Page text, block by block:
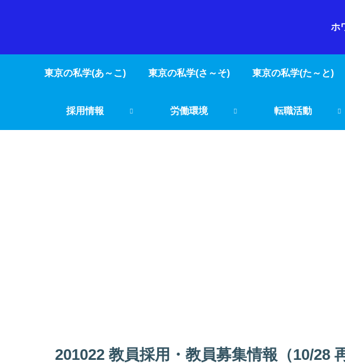
ホ
東京の私学(あ～こ) 東京の私学(さ～そ) 東京の私学(た～と)
採用情報 労働環境 転職活動
201022 教員採用・教員募集情報（10/28